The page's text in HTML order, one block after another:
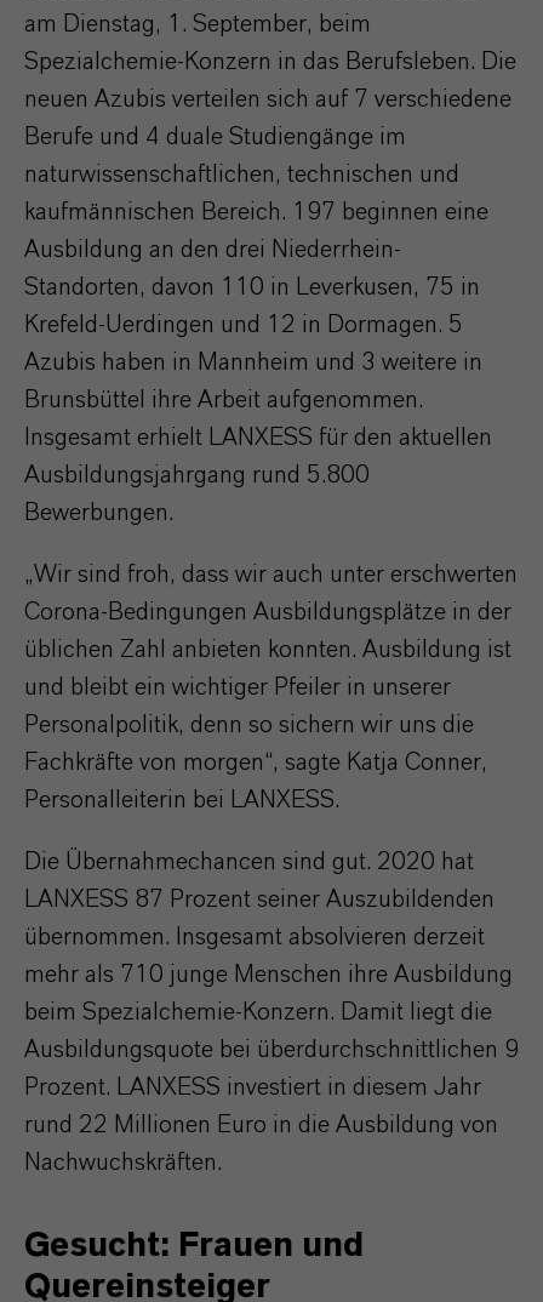
am Dienstag, 1. September, beim
Spezialchemie-Konzern in das Berufsleben. Die
neuen Azubis verteilen sich auf 7 verschiedene
Berufe und 4 duale Studiengänge im
naturwissenschaftlichen, technischen und
kaufmännischen Bereich. 197 beginnen eine
Ausbildung an den drei Niederrhein-
Standorten, davon 110 in Leverkusen, 75 in
Krefeld-Uerdingen und 12 in Dormagen. 5
Azubis haben in Mannheim und 3 weitere in
Brunsbüttel ihre Arbeit aufgenommen.
Insgesamt erhielt LANXESS für den aktuellen
Ausbildungsjahrgang rund 5.800
Bewerbungen.
„Wir sind froh, dass wir auch unter erschwerten
Corona-Bedingungen Ausbildungsplätze in der
üblichen Zahl anbieten konnten. Ausbildung ist
und bleibt ein wichtiger Pfeiler in unserer
Personalpolitik, denn so sichern wir uns die
Fachkräfte von morgen“, sagte Katja Conner,
Personalleiterin bei LANXESS.
Die Übernahmechancen sind gut. 2020 hat
LANXESS 87 Prozent seiner Auszubildenden
übernommen. Insgesamt absolvieren derzeit
mehr als 710 junge Menschen ihre Ausbildung
beim Spezialchemie-Konzern. Damit liegt die
Ausbildungsquote bei überdurchschnittlichen 9
Prozent. LANXESS investiert in diesem Jahr
rund 22 Millionen Euro in die Ausbildung von
Nachwuchskräften.
Gesucht: Frauen und
Quereinsteiger